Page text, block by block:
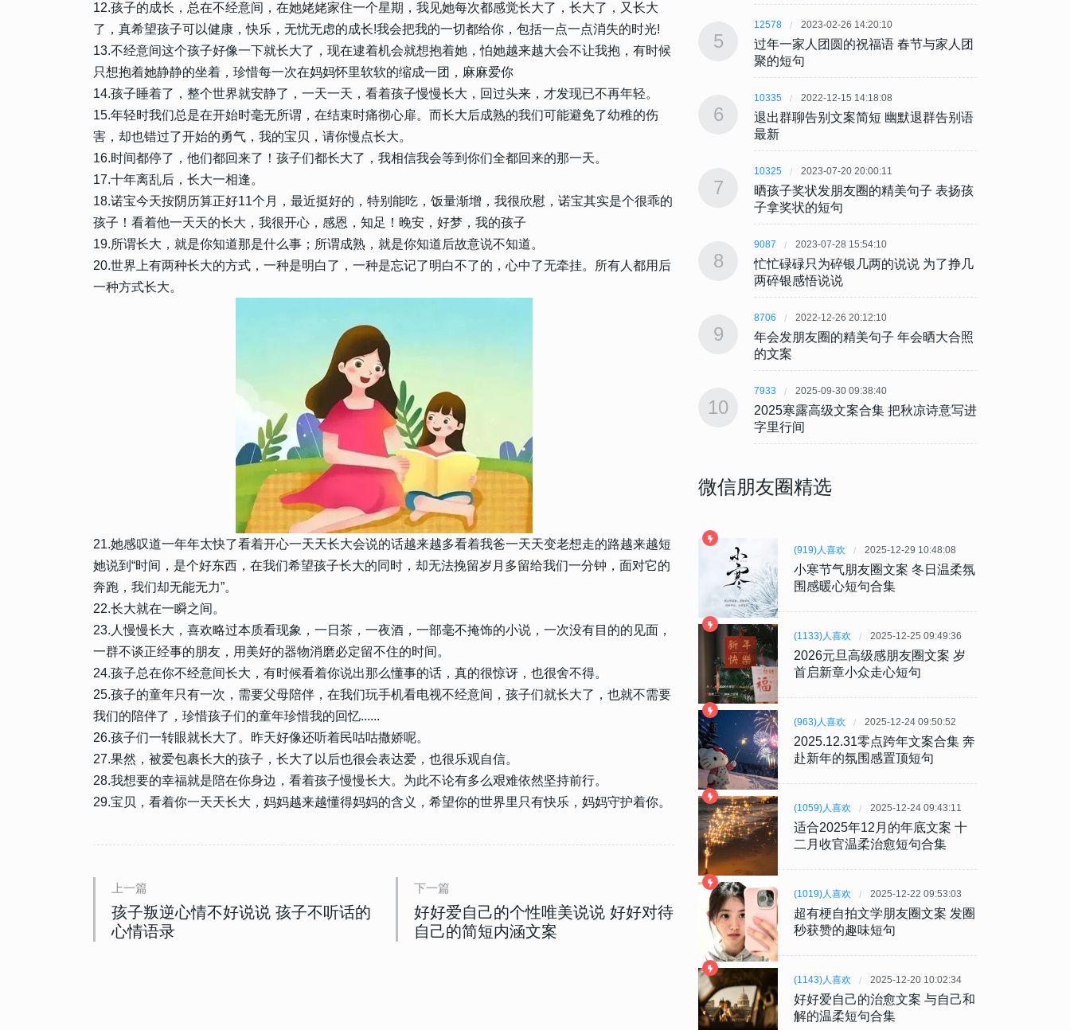
12.孩子的成长，总在不经意间，在她姥姥家住一个星期，我见她每次都感觉长大了，长大了，又长大
了，真希望孩子可以健康，快乐，无忧无虑的成长!我会把我的一切都给你，包括一点一点消失的时光!
13.不经意间这个孩子好像一下就长大了，现在逮着机会就想抱着她，怕她越来越大会不让我抱，有时候
只想抱着她静静的坐着，珍惜每一次在妈妈怀里软软的缩成一团，麻麻爱你
14.孩子睡着了，整个世界就安静了，一天一天，看着孩子慢慢长大，回过头来，才发现已不再年轻。
15.年轻时我们总是在开始时毫无所谓，在结束时痛彻心扉。而长大后成熟的我们可能避免了幼稚的伤
害，却也错过了开始的勇气，我的宝贝，请你慢点长大。
16.时间都停了，他们都回来了！孩子们都长大了，我相信我会等到你们全都回来的那一天。
17.十年离乱后，长大一相逢。
18.诺宝今天按阴历算正好11个月，最近挺好的，特别能吃，饭量渐增，我很欣慰，诺宝其实是个很乖的
孩子！看着他一天天的长大，我很开心，感恩，知足！晚安，好梦，我的孩子
19.所谓长大，就是你知道那是什么事；所谓成熟，就是你知道后故意说不知道。
20.世界上有两种长大的方式，一种是明白了，一种是忘记了明白不了的，心中了无牵挂。所有人都用后
一种方式长大。
21.她感叹道一年年太快了看着开心一天天长大会说的话越来越多看着我爸一天天变老想走的路越来越短
她说到“时间，是个好东西，在我们希望孩子长大的同时，却无法挽留岁月多留给我们一分钟，面对它的
奔跑，我们却无能无力”。
22.长大就在一瞬之间。
23.人慢慢长大，喜欢略过本质看现象，一日茶，一夜酒，一部毫不掩饰的小说，一次没有目的的见面，
一群不谈正经事的朋友，用美好的器物消磨必定留不住的时间。
24.孩子总在你不经意间长大，有时候看着你说出那么懂事的话，真的很惊讶，也很舍不得。
25.孩子的童年只有一次，需要父母陪伴，在我们玩手机看电视不经意间，孩子们就长大了，也就不需要
我们的陪伴了，珍惜孩子们的童年珍惜我的回忆......
26.孩子们一转眼就长大了。昨天好像还听着民咕咕撒娇呢。
27.果然，被爱包裹长大的孩子，长大了以后也很会表达爱，也很乐观自信。
28.我想要的幸福就是陪在你身边，看着孩子慢慢长大。为此不论有多么艰难依然坚持前行。
29.宝贝，看着你一天天长大，妈妈越来越懂得妈妈的含义，希望你的世界里只有快乐，妈妈守护着你。
上一篇
孩子叛逆心情不好说说 孩子不听话的
心情语录
下一篇
好好爱自己的个性唯美说说 好好对待
自己的简短内涵文案
5
12578 2023-02-26 14:20:10
过年一家人团圆的祝福语 春节与家人团
聚的短句
6
10335 2022-12-15 14:18:08
退出群聊告别文案简短 幽默退群告别语
最新
7
10325 2023-07-20 20:00:11
子拿奖状的短句
8
9087 2023-07-28 15:54:10
忙忙碌碌只为碎银几两的说说 为了挣几
年会发朋友圈的精美句子 年会晒大合照
2025-09-30 09:38:40
2025寒露高级文案合集 把秋凉诗意写进
5
12578 2023-02-26 14:20:10
过年一家人团圆的祝福语 春节与家人团
聚的短句
6
10335 2022-12-15 14:18:08
退出群聊告别文案简短 幽默退群告别语
子拿奖状的短句
8
9087 2023-07-28 15:54:10
忙忙碌碌只为碎银几两的说说 为了挣几
10
5
12578 2023-02-26 14:20:10
过年一家人团圆的祝福语 春节与家人团
聚的短句
6
10335 2022-12-15 14:18:08
退出群聊告别文案简短 幽默退群告别语
最新
7
10325 2023-07-20 20:00:11
晒孩子奖状发朋友圈的精美句子 表扬孩
子拿奖状的短句
8
9087 2023-07-28 15:54:10
忙忙碌碌只为碎银几两的说说 为了挣几
两碎银感悟说说
9
8706 2022-12-26 20:12:10
年会发朋友圈的精美句子 年会晒大合照
的文案
10
7933 2025-09-30 09:38:40
2025寒露高级文案合集 把秋凉诗意写进
字里行间
微信朋友圈精选
(919)人喜欢 2025-12-29 10:48:08
小寒节气朋友圈文案 冬日温柔氛
围感暖心短句合集
(1133)人喜欢 2025-12-25 09:49:36
2026元旦高级感朋友圈文案 岁
首启新章小众走心短句
(963)人喜欢 2025-12-24 09:50:52
2025.12.31零点跨年文案合集 奔
赴新年的氛围感置顶短句
(1059)人喜欢 2025-12-24 09:43:11
适合2025年12月的年底文案 十
二月收官温柔治愈短句合集
(1019)人喜欢 2025-12-22 09:53:03
超有梗自拍文学朋友圈文案 发圈
秒获赞的趣味短句
(1143)人喜欢 2025-12-20 10:02:34
好好爱自己的治愈文案 与自己和
解的温柔短句合集